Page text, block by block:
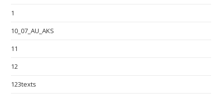
1
10_07_AU_AKS
11
12
123texts